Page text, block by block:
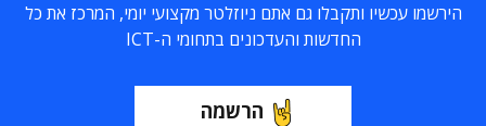
הירשמו עכשיו ותקבלו גם אתם ניוזלטר מקצועי יומי, המרכז את כל
החדשות והעדכונים בתחומי ה-ICT
הרשמה